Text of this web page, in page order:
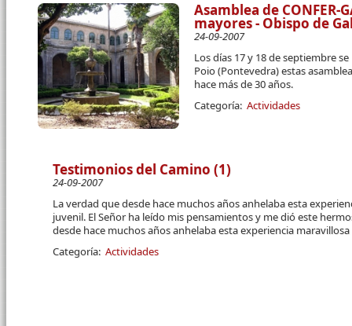
Asamblea de CONFER-
mayores - Obispo de
24-09-2007
Los días 17 y 18 de septiembre
Poio (Pontevedra) estas
hace más de 30 años.
Categoría: Actividades
Testimonios del Camino (1)
24-09-2007
La verdad que desde hace muchos años anhelaba esta
juvenil. El Señor ha leído mis pensamientos y me dió este
desde hace muchos años anhelaba esta experiencia
Categoría: Actividades